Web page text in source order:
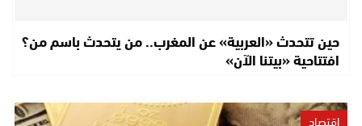
حين تتحدث «العربية» عن المغرب.. من يتحدث باسم من؟
افتتاحية «بيتنا الآن»
اقتصاد